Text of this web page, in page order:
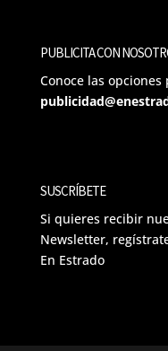
PUBLICITA CON
Conoce las
SUSCRÍBETE
Si quieres recibir
Newsletter,
En Estrado